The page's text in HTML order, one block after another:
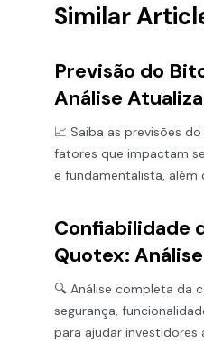
Similar
Previsão do
Análise
📈 Saiba as previsões
fatores que impactam
e fundamentalista, além
Confiabilidade
Quotex:
🔍 Análise completa da
segurança,
para ajudar investidores